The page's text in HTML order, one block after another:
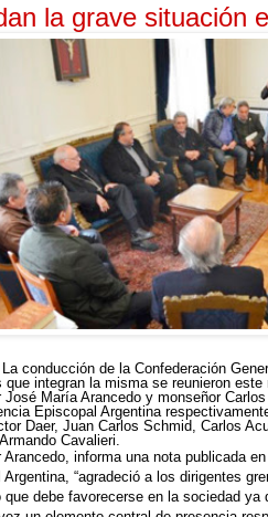
la grave situación
conducción de la Confederación
que integran la misma se reunieron
José María Arancedo y monseñor
Episcopal Argentina
Daer, Juan Carlos Schmid, Carlos
Cavalieri.
Arancedo, informa una nota publicada
Argentina, “agradeció a los dirigentes
que debe favorecerse en la sociedad